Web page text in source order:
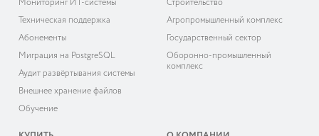
Мониторинг ИТ-системы
Техническая поддержка
Абонементы
Миграция на PostgreSQL
Аудит развёртывания системы
Внешнее хранение файлов
Обучение
Строительство
Агропромышленный комплекс
Государственный сектор
Оборонно-промышленный
комплекс